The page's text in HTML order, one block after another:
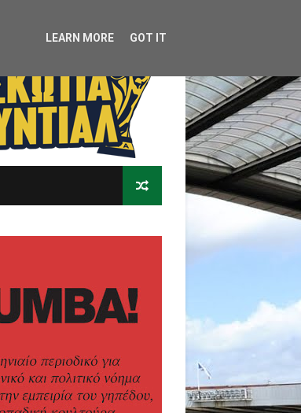
LEARN MORE GOT IT